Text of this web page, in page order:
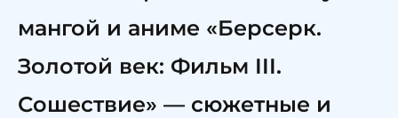
мангой и аниме «Берсерк.
Золотой век: Фильм III.
Сошествие» — сюжетные и